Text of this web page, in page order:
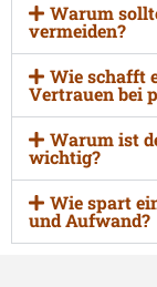
Warum
vermeiden?
Wie schafft
Vertrauen bei
Warum ist
wichtig?
Wie spart
und Aufwand?